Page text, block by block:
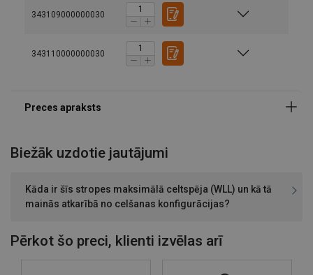
343109000000030
343110000000030
Drošības koeficients:
Biežāk uzdotie jautājumi
Kāda ir šīs stropes maksimālā celtspēja (WLL) un kā tā
mainās atkarībā no celšanas konfigurācijas?
Pērkot šo preci, klienti izvēlas arī